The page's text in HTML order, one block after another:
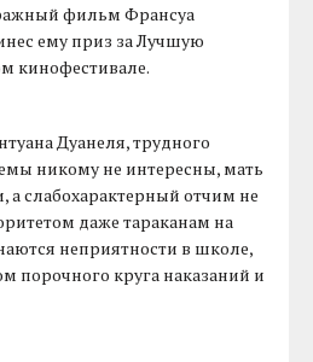
фильм Франсуа
ему приз за Лучшую
кинофестивале.
Дуанеля, трудного
никому не интересны, мать
а слабохарактерный отчим не
даже тараканам на
неприятности в школе,
порочного круга наказаний и